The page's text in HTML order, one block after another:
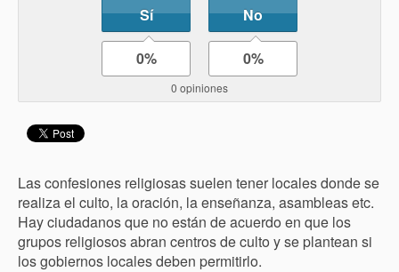
Sí No
0% 0%
0 opiniones
Las confesiones religiosas suelen tener locales donde se
realiza el culto, la oración, la enseñanza, asambleas etc.
Hay ciudadanos que no están de acuerdo en que los
grupos religiosos abran centros de culto y se plantean si
los gobiernos locales deben permitirlo.